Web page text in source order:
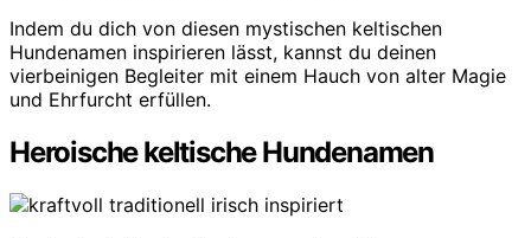
Indem du dich von diesen mystischen keltischen
Hundenamen inspirieren lässt, kannst du deinen
vierbeinigen Begleiter mit einem Hauch von alter Magie
und Ehrfurcht erfüllen.
Heroische keltische Hundenamen